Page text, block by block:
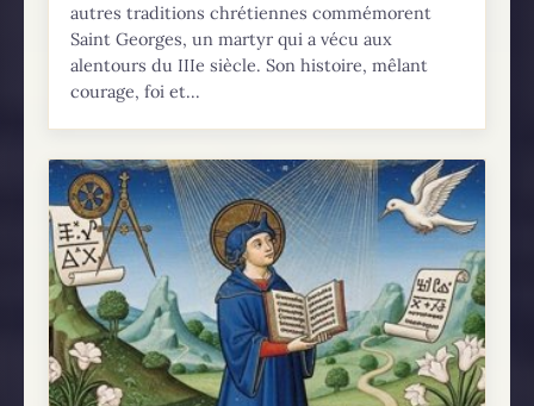
autres traditions chrétiennes commémorent
Saint Georges, un martyr qui a vécu aux
alentours du IIIe siècle. Son histoire, mêlant
courage, foi et...